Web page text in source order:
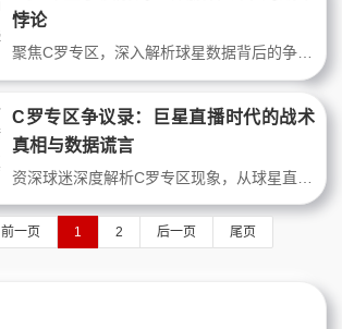
悖论
C罗专区争议录：巨星直播时代的战术
真相与数据谎言
前一页 1 2 后一页 尾页